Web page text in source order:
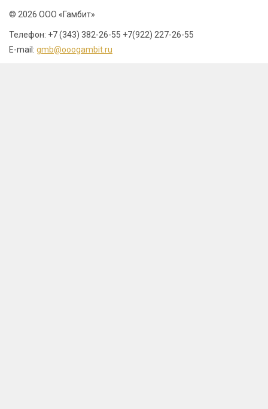
© 2026 ООО «Гамбит»
Телефон: +7 (343) 382-26-55 +7(922) 227-26-55
E-mail: gmb@ooogambit.ru